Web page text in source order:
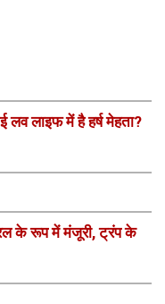
लव लाइफ में है हर्ष मेहता?
के रूप में मंजूरी, ट्रंप के